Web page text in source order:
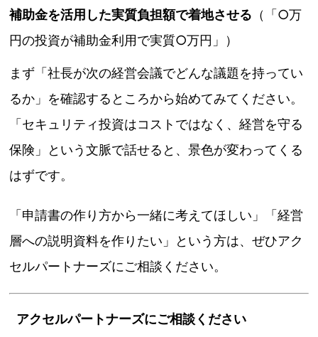
補助金を活用した実質負担額で着地させる （「○万
円の投資が補助金利用で実質○万円」）
まず「社長が次の経営会議でどんな議題を持ってい
るか」を確認するところから始めてみてください。
「セキュリティ投資はコストではなく、経営を守る
保険」という文脈で話せると、景色が変わってくる
はずです。
「申請書の作り方から一緒に考えてほしい」「経営
層への説明資料を作りたい」という方は、ぜひアク
セルパートナーズにご相談ください。
アクセルパートナーズにご相談ください